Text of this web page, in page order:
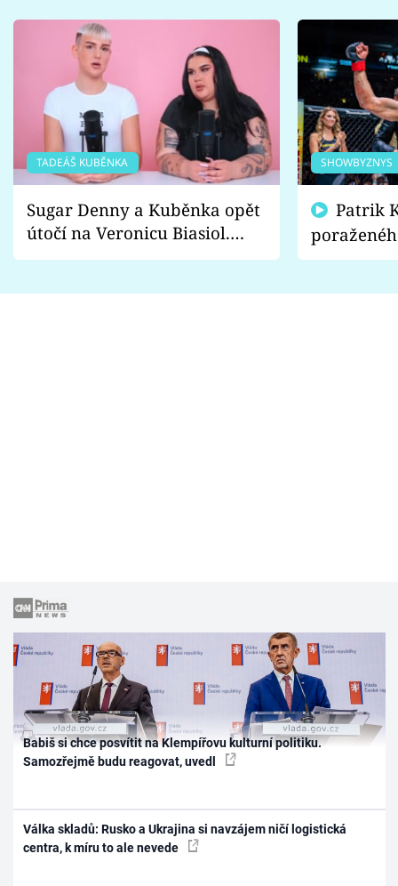
TADEÁŠ KUBĚNKA
Sugar Denny a Kuběnka opět
útočí na Veronicu Biasiol.
Proč je podle nich falešná a
SHOWBYZNYS
fanoušci
Babiš si chce posvítit na Klempířovu kulturní politiku.
Samozřejmě budu reagovat, uvedl
Válka skladů: Rusko a Ukrajina si navzájem ničí logistická
centra, k míru to ale nevede